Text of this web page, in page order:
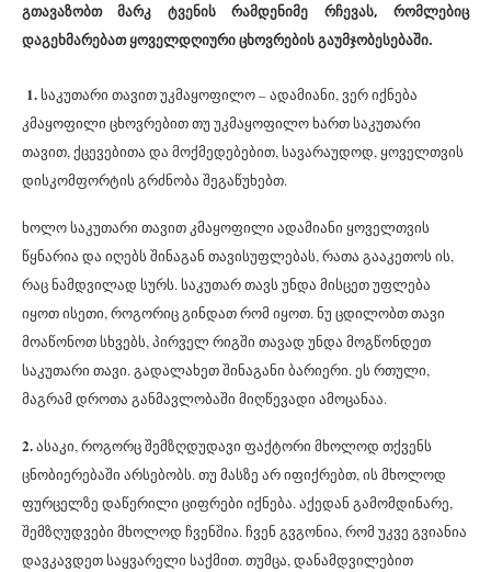
გთავაზობთ მარკ ტვენის რამდენიმე რჩევას, რომლებიც
დაგეხმარებათ ყოველდღიური ცხოვრების გაუმჯობესებაში.
1.საკუთარი თავით უკმაყოფილო – ადამიანი, ვერ იქნება
კმაყოფილი ცხოვრებით თუ უკმაყოფილო ხართ საკუთარი
თავით, ქცევებითა და მოქმედებებით, სავარაუდოდ, ყოველთვის
დისკომფორტის გრძნობა შეგაწუხებთ.
ხოლო საკუთარი თავით კმაყოფილი ადამიანი ყოველთვის
წყნარია და იღებს შინაგან თავისუფლებას, რათა გააკეთოს ის,
რაც ნამდვილად სურს. საკუთარ თავს უნდა მისცეთ უფლება
იყოთ ისეთი, როგორიც გინდათ რომ იყოთ. ნუ ცდილობთ თავი
მოაწონოთ სხვებს, პირველ რიგში თავად უნდა მოგწონდეთ
საკუთარი თავი. გადალახეთ შინაგანი ბარიერი. ეს რთული,
მაგრამ დროთა განმავლობაში მიღწევადი ამოცანაა.
2.ასაკი, როგორც შემზღდუდავი ფაქტორი მხოლოდ თქვენს
ცნობიერებაში არსებობს. თუ მასზე არ იფიქრებთ, ის მხოლოდ
ფურცელზე დაწერილი ციფრები იქნება. აქედან გამომდინარე,
შემზღუდვები მხოლოდ ჩვენშია. ჩვენ გვგონია, რომ უკვე გვიანია
დავკავდეთ საყვარელი საქმით. თუმცა, დანამდვილებით